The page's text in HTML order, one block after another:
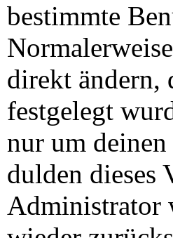
bestimmte
direkt ändern,
festgelegt
nur um
dulden dieses
Administrator